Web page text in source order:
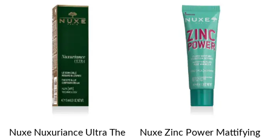
Nuxe Nuxuriance Ultra The
Nuxe Zinc Power Mattifying